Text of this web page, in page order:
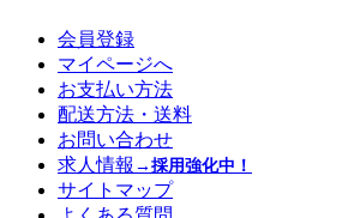
会員登録
マイページへ
お支払い方法
配送方法・送料
お問い合わせ
求人情報 →採用強化中！
サイトマップ